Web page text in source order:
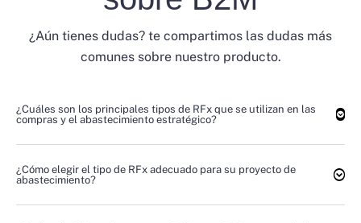
¿Aún tienes dudas? te compartimos las dudas más
comunes sobre nuestro producto.
¿Cuáles son los principales tipos de RFx que se utilizan en las
compras y el abastecimiento estratégico?
¿Cómo elegir el tipo de RFx adecuado para su proyecto de
abastecimiento?